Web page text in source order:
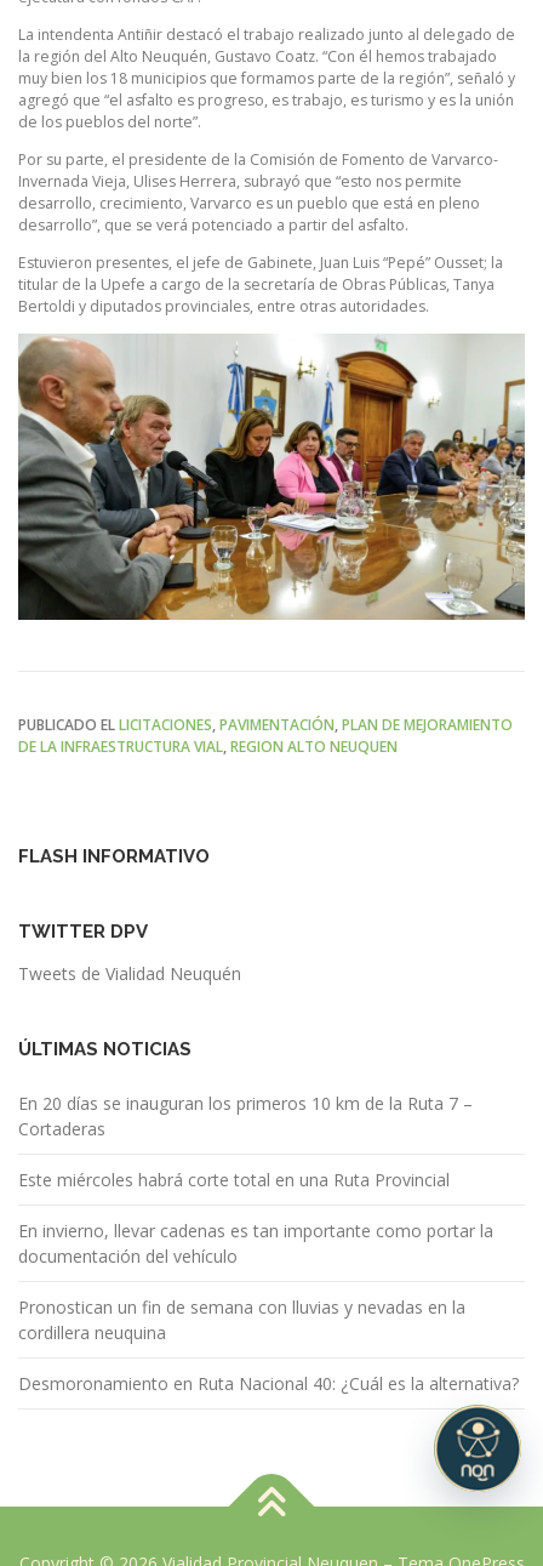
La intendenta Antiñir destacó el trabajo realizado junto al delegado de
la región del Alto Neuquén, Gustavo Coatz. “Con él hemos trabajado
muy bien los 18 municipios que formamos parte de la región”, señaló y
agregó que “el asfalto es progreso, es trabajo, es turismo y es la unión
de los pueblos del norte”.
Por su parte, el presidente de la Comisión de Fomento de Varvarco-
Invernada Vieja, Ulises Herrera, subrayó que “esto nos permite
desarrollo, crecimiento, Varvarco es un pueblo que está en pleno
desarrollo”, que se verá potenciado a partir del asfalto.
Estuvieron presentes, el jefe de Gabinete, Juan Luis “Pepé” Ousset; la
titular de la Upefe a cargo de la secretaría de Obras Públicas, Tanya
Bertoldi y diputados provinciales, entre otras autoridades.
PUBLICADO ELLICITACIONES,PAVIMENTACIÓN,PLAN DE MEJORAMIENTO
DE LA INFRAESTRUCTURA VIAL,REGION ALTO NEUQUEN
FLASH INFORMATIVO
TWITTER DPV
Tweets de Vialidad Neuquén
ÚLTIMAS NOTICIAS
En 20 días se inauguran los primeros 10 km de la Ruta 7 –
Cortaderas
Este miércoles habrá corte total en una Ruta Provincial
En invierno, llevar cadenas es tan importante como portar la
documentación del vehículo
Pronostican un fin de semana con lluvias y nevadas en la
cordillera neuquina
Desmoronamiento en Ruta Nacional 40: ¿Cuál es la alternativa?